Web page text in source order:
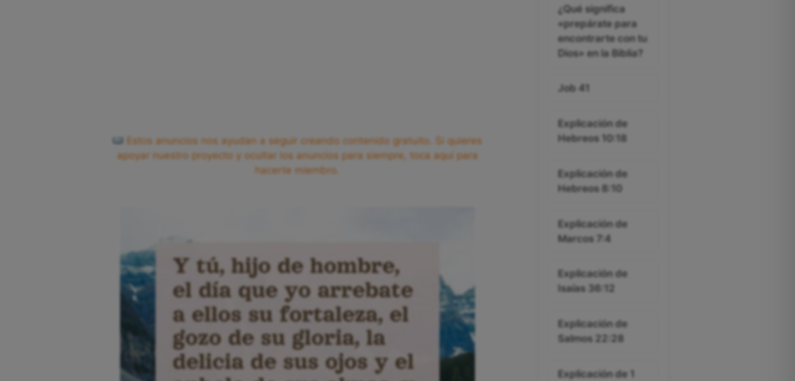
Estos anuncios nos ayudan a seguir creando contenido gratuito. Si quieres
apoyar nuestro proyecto y ocultar los anuncios para siempre, toca aquí para
hacerte miembro.
¿Qué significa
«prepárate para
encontrarte con tu
Dios» en la Biblia?
Job 41
Explicación de
Hebreos 10:18
Explicación de
Hebreos 8:10
Explicación de
Marcos 7:4
Explicación de
Isaías 36:12
Explicación de
Salmos 22:28
Explicación de 1